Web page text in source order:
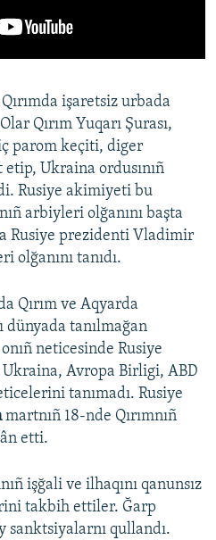
işaretsiz urbada
Qırım Yuqarı Şurası,
parom keçiti, diger
Ukraina ordusınıñ
Rusiye akimiyeti bu
arbiyleri olğanını başta
Rusiye prezidenti Vladimir
olğanını tanıdı.
Qırım ve Aqyarda
dünyada tanılmağan
neticesinde Rusiye
Ukraina, Avropa Birligi, ABD
tanımadı. Rusiye
martnıñ 18-nde Qırımnıñ
etti.
işğali ve ilhaqını qanunsız
takbih ettiler. Ğarp
qullandı.